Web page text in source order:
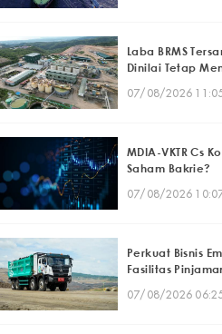
Laba BRMS
Dinilai Tetap
07/08/2026
MDIA-VKTR Cs
Saham Bakrie?
07/08/2026
Perkuat Bisnis
Fasilitas
07/08/2026